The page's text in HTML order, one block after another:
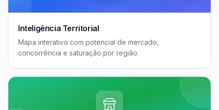
Inteligência Territorial
Mapa interativo com potencial de mercado,
concorrência e saturação por região.